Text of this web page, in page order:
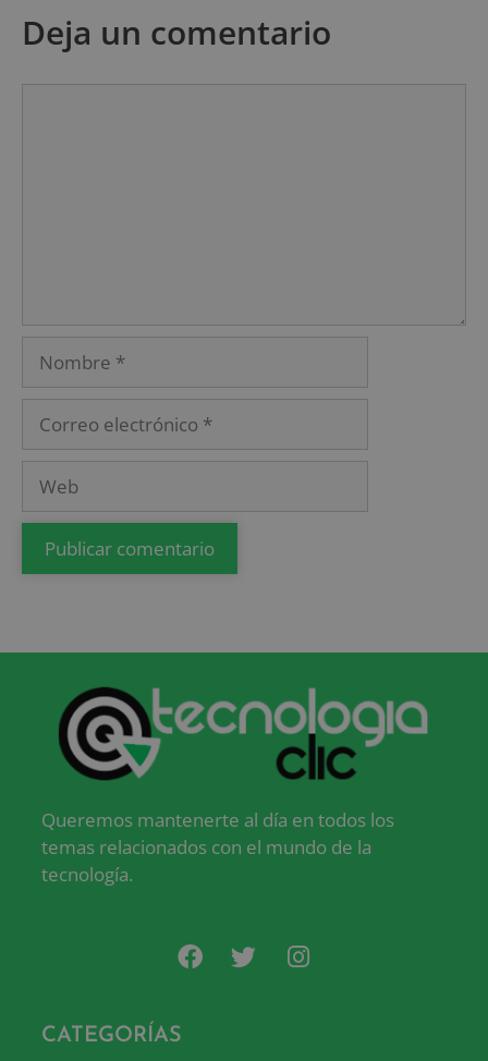
Deja un comentario
Queremos mantenerte al día en todos los
temas relacionados con el mundo de la
tecnología.
CATEGORÍAS